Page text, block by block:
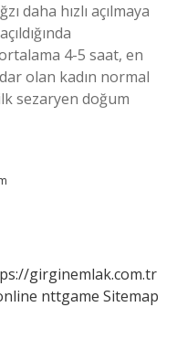
daha hızlı açılmaya
4-5 saat, en
olan kadın normal
sezaryen doğum
girginemlak.com.tr
nttgame Sitemap